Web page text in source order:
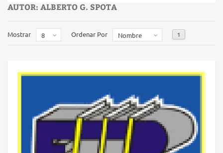
AUTOR: ALBERTO G. SPOTA
Mostrar 8 Ordenar Por Nombre 1